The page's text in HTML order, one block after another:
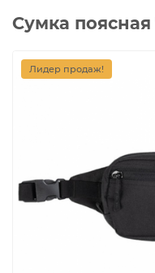
Сумка поясная
Лидер продаж!